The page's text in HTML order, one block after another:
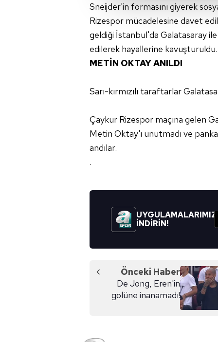
çerezler vasıtasıyla çeşitli
amacıyla kullanılmaktadır.
reklam/pazarlama
Çerezlere ilişkin tercihlerinizi
butonuna tıklayabilir,
6698 sayılı Kişisel Verilerin
Sneijder'in formasını giyerek
Rizespor mücadelesine davet
geldiği İstanbul'da Galatasaray
edilerek hayallerine kavuşturuldu.
METİN OKTAY ANILDI
Sarı-kırmızılı taraftarlar
Çaykur Rizespor maçına gelen
Metin Oktay'ı unutmadı ve
andılar.
.
İNDİRİN!
Önceki Haber
De Jong, Eren'in
golüne inanamadı!